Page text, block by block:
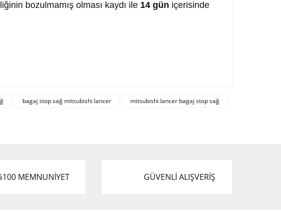
bozulmamış olması kaydı ile 14 gün içerisinde
bagaj stop sağ mitsubishi lancer
mitsubishi lancer bagaj stop sağ
MEMNUNİYET GÜVENLİ ALIŞVERİŞ